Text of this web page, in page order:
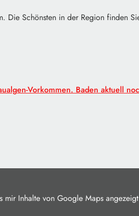
Die Schönsten in der Region finden
Vorkommen. Baden aktuell
mir Inhalte von Google Maps